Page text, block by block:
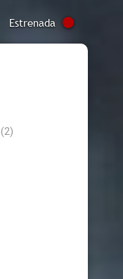
Estrenada
(2)